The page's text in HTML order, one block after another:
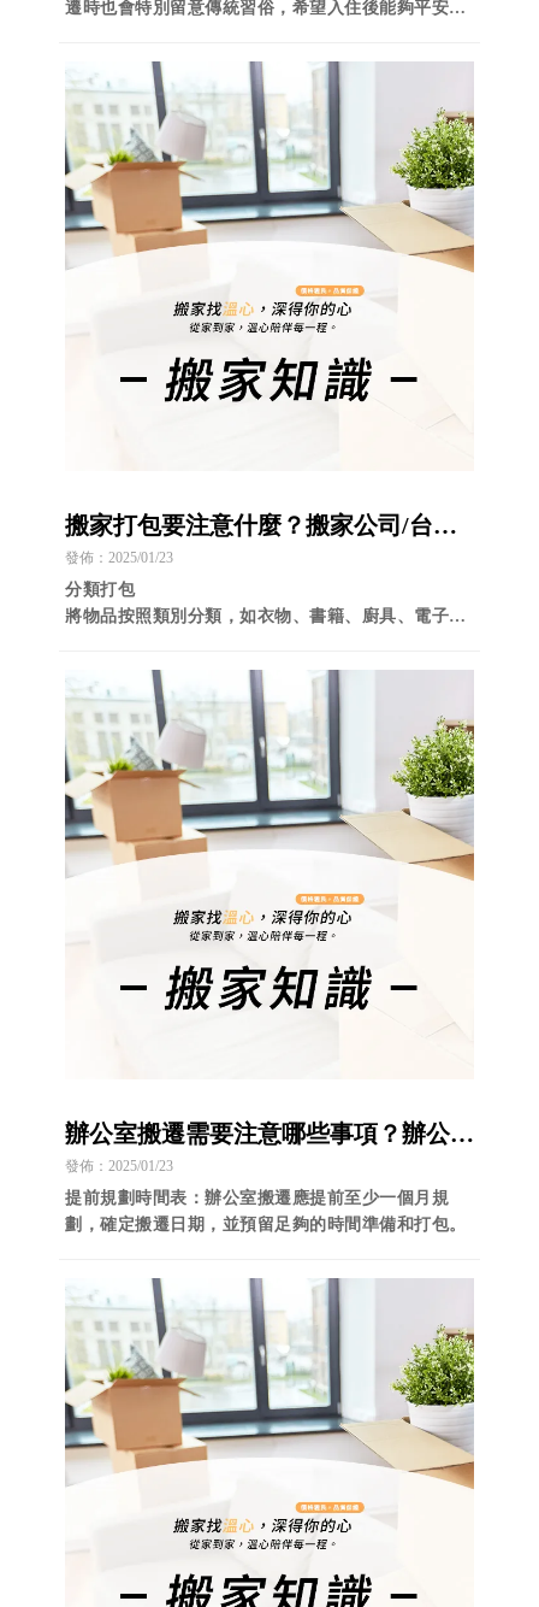
遷時也會特別留意傳統習俗，希望入住後能夠平安順
理幾個常見的搬家注意事項供大家參考。
搬家打包要注意什麼？搬家公司/台中
搬家公司/南區搬家公司
發佈：2025/01/23
分類打包
將物品按照類別分類，如衣物、書籍、廚具、電子產
辦公室搬遷需要注意哪些事項？辦公室
搬遷/台中搬公室搬遷/南區搬公室搬遷
發佈：2025/01/23
提前規劃時間表：辦公室搬遷應提前至少一個月規
劃，確定搬遷日期，並預留足夠的時間準備和打包。